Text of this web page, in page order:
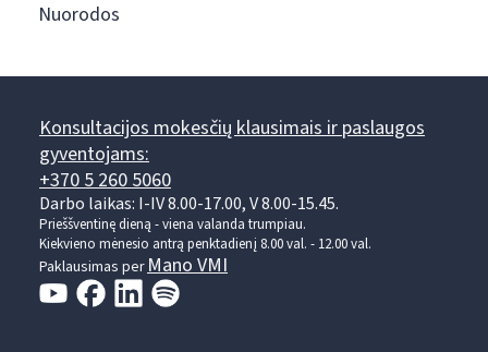
Nuorodos
Konsultacijos mokesčių klausimais ir paslaugos
gyventojams:
+370 5 260 5060
Darbo laikas: I-IV 8.00-17.00, V 8.00-15.45.
Prieššventinę dieną - viena valanda trumpiau.
Kiekvieno mėnesio antrą penktadienį 8.00 val. - 12.00 val.
Paklausimas perMano VMI